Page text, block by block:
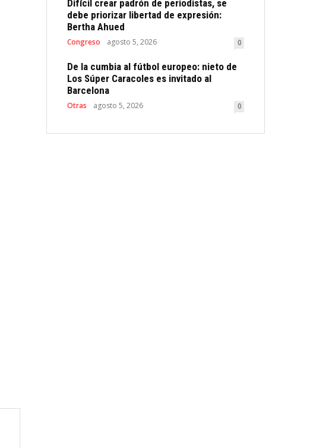
Difícil crear padrón de periodistas, se
debe priorizar libertad de expresión:
Bertha Ahued
Congreso agosto 5, 2026 0
De la cumbia al fútbol europeo: nieto de
Los Súper Caracoles es invitado al
Barcelona
Otras agosto 5, 2026 0